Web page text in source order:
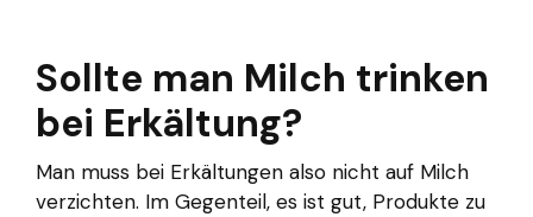
Sollte man Milch trinken
bei Erkältung?
Man muss bei Erkältungen also nicht auf Milch
verzichten. Im Gegenteil, es ist gut, Produkte zu